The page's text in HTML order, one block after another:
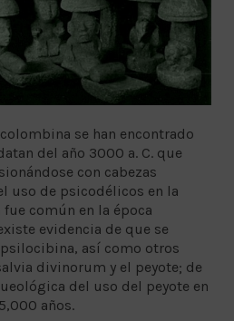
se han encontrado
del año 3000 a. C. que
con cabezas
uso de psicodélicos en la
común en la época
evidencia de que se
así como otros
divinorum y el peyote; de
del uso del peyote en
años.